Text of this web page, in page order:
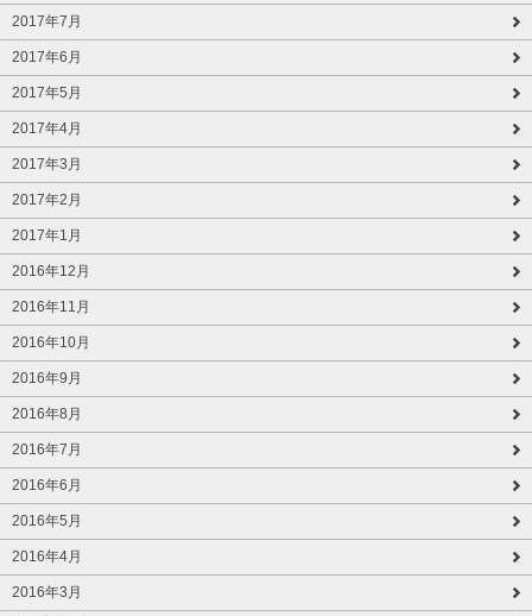
2017年7月
2017年6月
2017年5月
2017年4月
2017年3月
2017年2月
2017年1月
2016年12月
2016年11月
2016年10月
2016年9月
2016年8月
2016年7月
2016年6月
2016年5月
2016年4月
2016年3月